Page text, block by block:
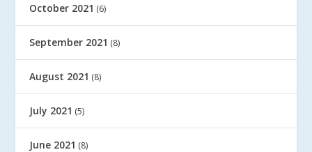
October 2021 (6)
September 2021 (8)
August 2021 (8)
July 2021 (5)
June 2021 (8)